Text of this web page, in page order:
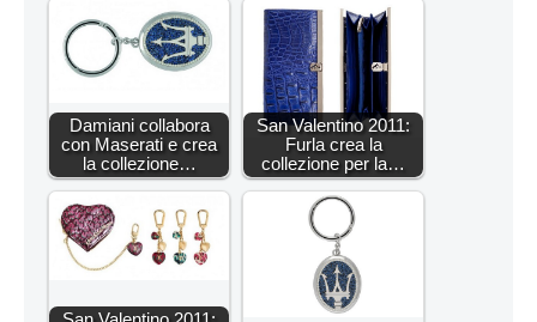
Damiani collabora
con Maserati e crea
la collezione…
San Valentino 2011:
Furla crea la
collezione per la…